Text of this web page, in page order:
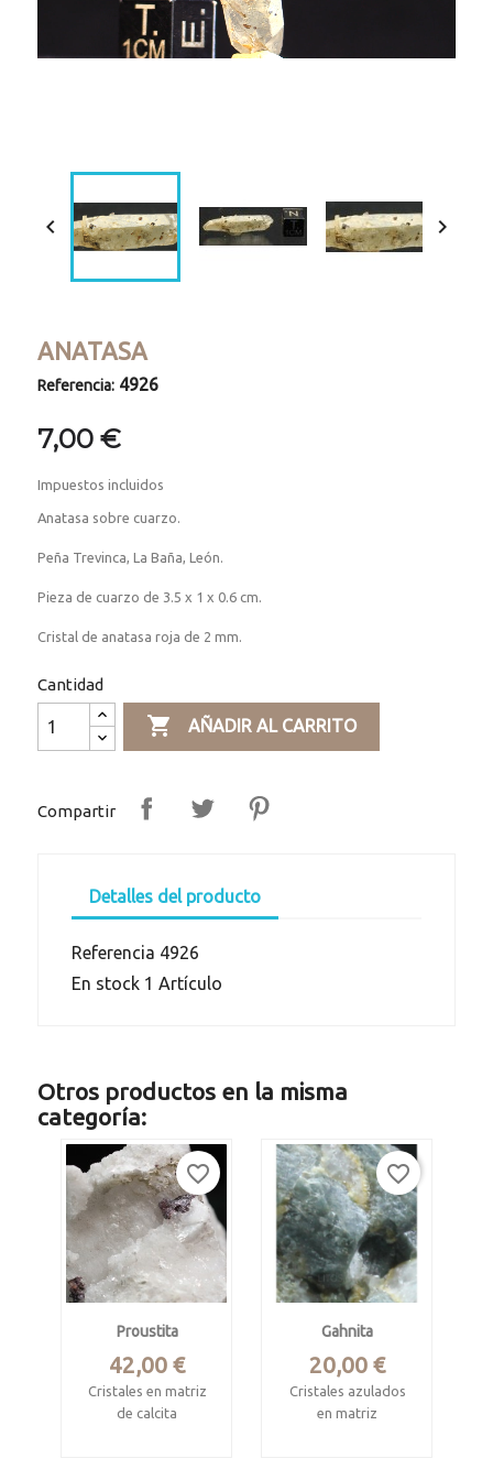
 
ANATASA
Referencia: 4926
7,00 €
Impuestos incluidos
Anatasa sobre cuarzo.
Peña Trevinca, La Baña, León.
Pieza de cuarzo de 3.5 x 1 x 0.6 cm.
Cristal de anatasa roja de 2 mm.
Cantidad
 AÑADIR AL CARRITO
Compartir
Detalles del producto
Referencia 4926
En stock 1 Artículo
Otros productos en la misma
categoría:
Proustita
Precio
42,00 €
Cristales en matriz
de calcita
favorite_border
Gahnita
Precio
20,00 €
Cristales azulados
en matriz
favorite_border